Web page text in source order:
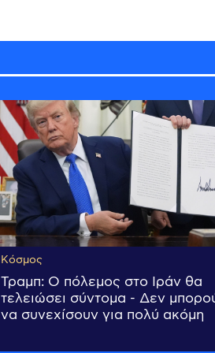
Κόσμος
Τραμπ: Ο πόλεμος στο Ιράν θα
τελειώσει σύντομα - Δεν
να συνεχίσουν για πολύ ακόμη